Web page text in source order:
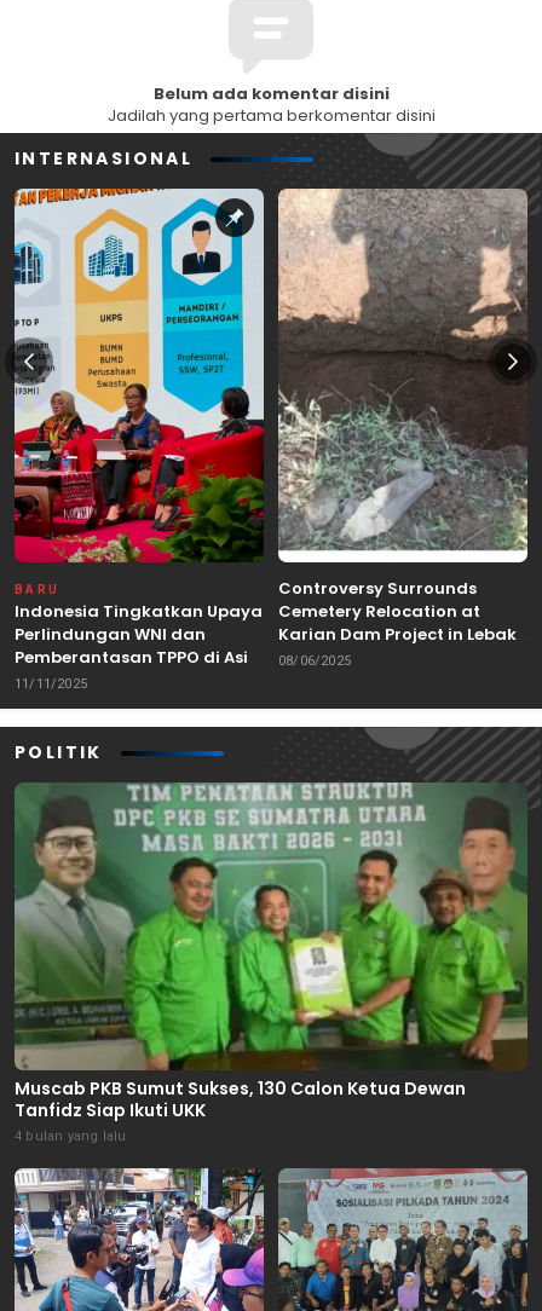
Belum ada komentar disini
Jadilah yang pertama berkomentar disini
INTERNASIONAL
BARU
Indonesia Tingkatkan Upaya
Perlindungan WNI dan
Pemberantasan TPPO di Asia
Tenggara
11/11/2025
Controversy Surrounds
Cemetery Relocation at
Karian Dam Project in Lebak,
Banten
08/06/2025
POLITIK
Muscab PKB Sumut Sukses, 130 Calon Ketua Dewan
Tanfidz Siap Ikuti UKK
4 bulan yang lalu